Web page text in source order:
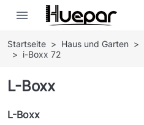
menu
Startseite Haus und Garten
i-Boxx 72
L-Boxx
L-Boxx